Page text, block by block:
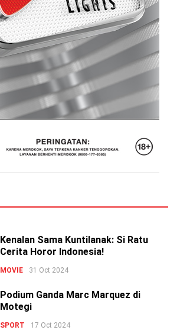
Kenalan Sama Kuntilanak: Si Ratu
Cerita Horor Indonesia!
MOVIE 31 Oct 2024
Podium Ganda Marc Marquez di
Motegi
SPORT 17 Oct 2024